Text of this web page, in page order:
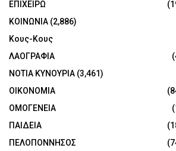
ΕΠΙΧΕΙΡΩ
ΚΟΙΝΩΝΙΑ (2,886)
Κους-Κους
ΛΑΟΓΡΑΦΙΑ
ΝΟΤΙΑ ΚΥΝΟΥΡΙΑ (3,461)
ΟΙΚΟΝΟΜΙΑ
ΟΜΟΓΕΝΕΙΑ
ΠΑΙΔΕΙΑ
ΠΕΛΟΠΟΝΝΗΣΟΣ